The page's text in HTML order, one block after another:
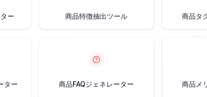
ー 商品特徴抽出ツール 商品タ
ター 商品FAQジェネレーター 商品メ